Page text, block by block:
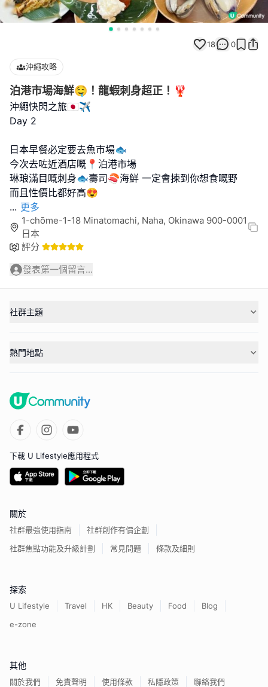
18 0
沖繩攻略
泊港市場海鮮🤤！龍蝦刺身超正！🦞
沖繩快閃之旅🇯🇵✈️
Day 2
日本早餐必定要去魚市場🐟
今次去咗近酒店嘅📍泊港市場
琳琅滿目嘅刺身🐟壽司🍣海鮮 一定會揀到你想食嘅野
... 更多
1-chōme-1-18 Minatomachi, Naha, Okinawa 900-0001
日本
評分
發表第一個留言...
社群主題
熱門地點
下載 U Lifestyle應用程式
關於
社群最強使用指南
社群創作有價企劃
社群焦點功能及升級計劃
常見問題 條款及細則
探索
U Lifestyle Travel HK Beauty Food
Blog
e-zone
其他
關於我們 免責聲明 使用條款 私隱政策 聯絡我們